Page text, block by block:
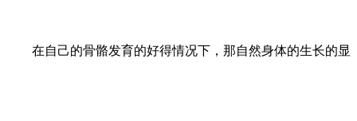
在自己的骨骼发育的好得情况下，那自然身体的生长的显